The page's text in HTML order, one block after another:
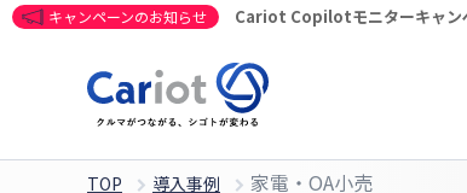
キャンペーンのお知らせ Cariot Copilotモニターキャン
TOP 導入事例 家電・OA小売